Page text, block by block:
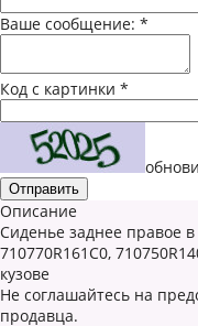
Ваше сообщение: *
Код с картинки *
Описание
Сиденье заднее правое
710770R161C0,
кузове
Не соглашайтесь на
продавца.